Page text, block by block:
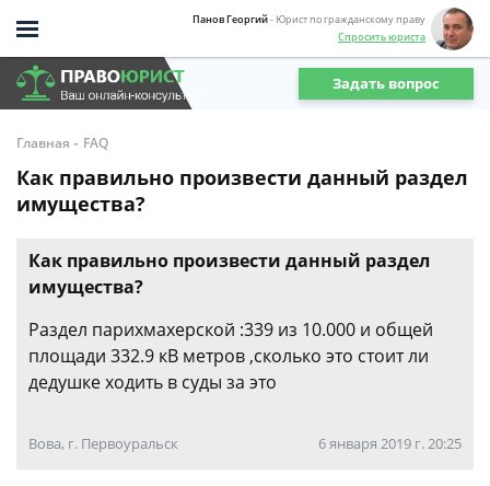
Панов Георгий- Юрист по гражданскому праву
Спросить юриста
Задать вопрос
Главная - FAQ
Как правильно произвести данный раздел
имущества?
Как правильно произвести данный раздел
имущества?
Раздел парихмахерской :339 из 10.000 и общей
площади 332.9 кВ метров ,сколько это стоит ли
дедушке ходить в суды за это
Вова, г. Первоуральск 6 января 2019 г. 20:25